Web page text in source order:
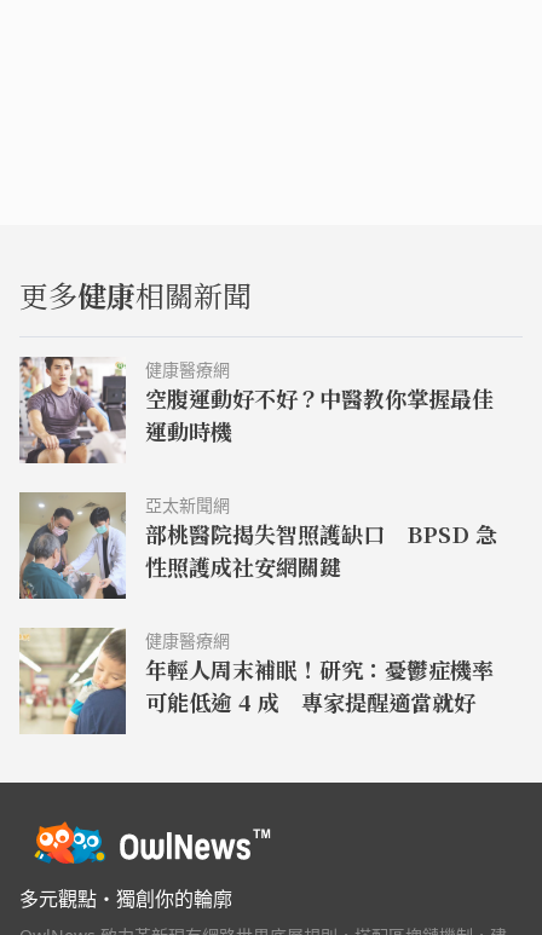
更多健康相關新聞
健康醫療網
空腹運動好不好？中醫教你掌握最佳
運動時機
亞太新聞網
部桃醫院揭失智照護缺口 BPSD 急
性照護成社安網關鍵
健康醫療網
年輕人周末補眠！研究：憂鬱症機率
可能低逾 4 成 專家提醒適當就好
多元觀點・獨創你的輪廓